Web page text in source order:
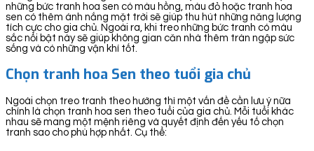
những bức tranh hoa sen có màu hồng, màu đỏ hoặc tranh hoa
sen có thêm ánh nắng mặt trời sẽ giúp thu hút những năng lượng
tích cực cho gia chủ. Ngoài ra, khi treo những bức tranh có màu
sắc nổi bật này sẽ giúp không gian căn nhà thêm tràn ngập sức
sống và có những vận khí tốt.
Chọn tranh hoa Sen theo tuổi gia chủ
Ngoài chọn treo tranh theo hướng thì một vấn đề cần lưu ý nữa
chính là chọn tranh hoa sen theo tuổi của gia chủ. Mỗi tuổi khác
nhau sẽ mang một mệnh riêng và quyết định đến yếu tố chọn
tranh sao cho phù hợp nhất. Cụ thể: